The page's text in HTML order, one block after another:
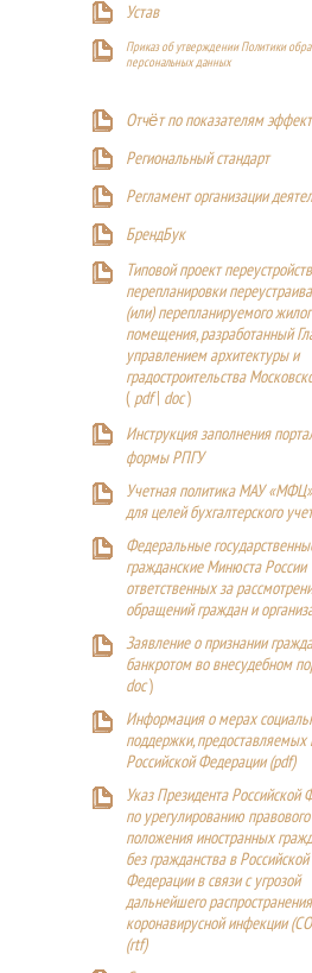
Устав
Приказ об утверждении Политики
персональных данных
Отчёт по показателям
Региональный стандарт
Регламент организации
БрендБук
Типовой проект
перепланировки
(или) перепланируемого
помещения, разработанный
управлением архитектуры и
градостроительства
(pdf| doc)
Инструкция заполнения
формы РПГУ
Учетная политика МАУ
для целей бухгалтерского
Федеральные
гражданские Минюста России
ответственных за
обращений граждан и
Заявление о признании
банкротом во внесудебном
doc)
Информация о мерах
поддержки,
Российской Федерации (pdf)
Указ Президента Российской
по урегулированию правового
положения иностранных
без гражданства в Российской
Федерации в связи с угрозой
дальнейшего
коронавирусной инфекции
(rtf)